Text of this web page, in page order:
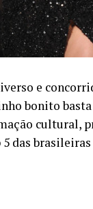
e
bonito
cultural,
5 das